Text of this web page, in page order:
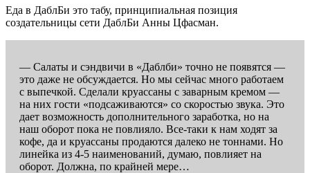
Еда в ДаблБи это табу, принципиальная позиция
создательницы сети ДаблБи Анны Цфасман.
— Салаты и сэндвичи в «Даблби» точно не появятся —
это даже не обсуждается. Но мы сейчас много работаем
с выпечкой. Сделали круассаны с заварным кремом —
на них гости «подсаживаются» со скоростью звука. Это
дает возможность дополнительного заработка, но на
наш оборот пока не повлияло. Все-таки к нам ходят за
кофе, да и круассаны продаются далеко не тоннами. Но
линейка из 4-5 наименований, думаю, повлияет на
оборот. Должна, по крайней мере…